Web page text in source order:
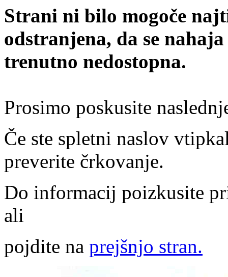
Strani ni bilo mogoče
odstranjena, da se
trenutno nedostopna.
Prosimo poskusite
Če ste spletni naslov
preverite črkovanje.
Do informacij poizkusite
ali
pojdite na prejšnjo stran.